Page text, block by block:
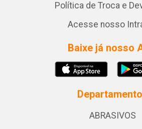
Política de Troca e
Acesse nosso
Baixe já nosso
ABRASIVOS